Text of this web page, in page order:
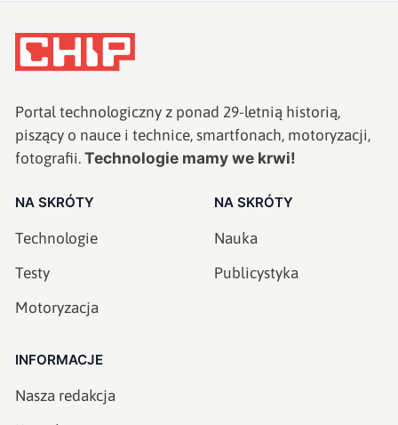
Portal technologiczny z ponad 29-letnią historią,
piszący o nauce i technice, smartfonach, motoryzacji,
fotografii. Technologie mamy we krwi!
NA SKRÓTY
Technologie
Testy
Motoryzacja
NA SKRÓTY
Nauka
Publicystyka
INFORMACJE
Nasza redakcja